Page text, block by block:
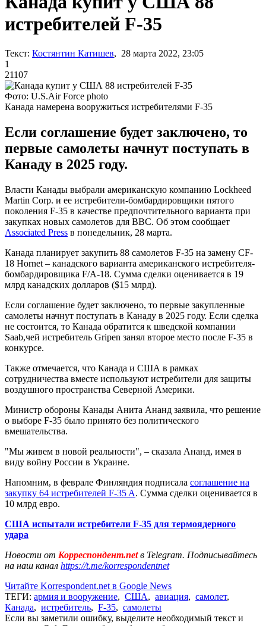
истребителей F-35
Текст: Костянтин Катишев, 28 марта 2022, 23:05
1
21107
Фото: U.S.Air Force photo
Канада намерена вооружиться истребителями F-35
Если соглашение будет заключено, то
первые самолеты начнут поступать в
Канаду в 2025 году.
Власти Канады выбрали американскую компанию Lockheed
Martin Corp. и ее истребители-бомбардировщики пятого
поколения F-35 в качестве предпочтительного варианта при
закупках новых самолетов для ВВС. Об этом сообщает
Associated Press в понедельник, 28 марта.
Канада планирует закупить 88 самолетов F-35 на замену CF-
18 Hornet – канадского варианта американского истребителя-
бомбардировщика F/A-18. Сумма сделки оценивается в 19
млрд канадских долларов ($15 млрд).
Если соглашение будет заключено, то первые закупленные
самолеты начнут поступать в Канаду в 2025 году. Если сделка
не состоится, то Канада обратится к шведской компании
Saab,чей истребитель Gripen занял второе место после F-35 в
конкурсе.
Также отмечается, что Канада и США в рамках
сотрудничества вместе используют истребители для защиты
воздушного пространства Северной Америки.
Министр обороны Канады Анита Ананд заявила, что решение
о выборе F-35 было принято без политического
вмешательства.
"Мы живем в новой реальности", – сказала Ананд, имея в
виду войну России в Украине.
Напомним, в феврале Финляндия подписала соглашение на
закупку 64 истребителей F-35 A. Сумма сделки оценивается в
10 млрд евро.
США испытали истребители F-35 для термоядерного
удара
Новости от Корреспондент.netв Telegram. Подписывайтесь
на наш канал https://t.me/korrespondentnet
Читайте Korrespondent.net в Google News
ТЕГИ: армия и вооружение, США, авиация, самолет,
Канада, истребитель, F-35, самолеты
Если вы заметили ошибку, выделите необходимый текст и